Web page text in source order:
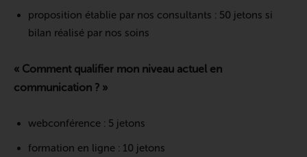
proposition établie par nos consultants : 50 jetons si
bilan réalisé par nos soins
« Comment qualifier mon niveau actuel en
communication ? »
webconférence : 5 jetons
formation en ligne : 10 jetons